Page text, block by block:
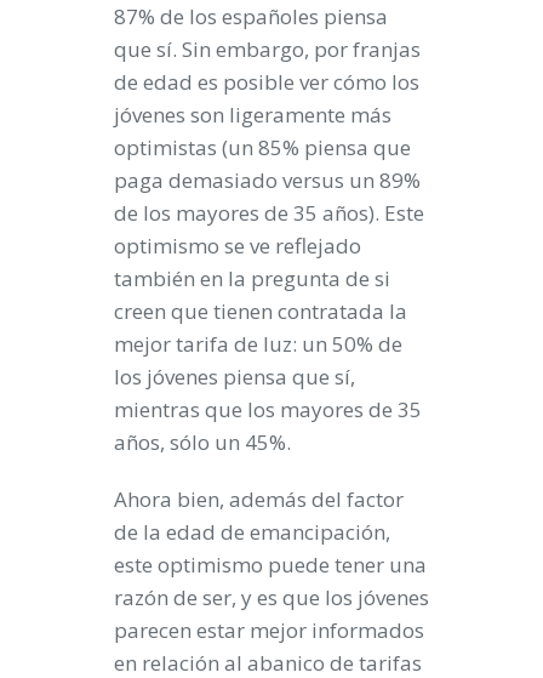
87% de los españoles piensa
que sí. Sin embargo, por franjas
de edad es posible ver cómo los
jóvenes son ligeramente más
optimistas (un 85% piensa que
paga demasiado versus un 89%
de los mayores de 35 años). Este
optimismo se ve reflejado
también en la pregunta de si
creen que tienen contratada la
mejor tarifa de luz: un 50% de
los jóvenes piensa que sí,
mientras que los mayores de 35
años, sólo un 45%.
Ahora bien, además del factor
de la edad de emancipación,
este optimismo puede tener una
razón de ser, y es que los jóvenes
parecen estar mejor informados
en relación al abanico de tarifas